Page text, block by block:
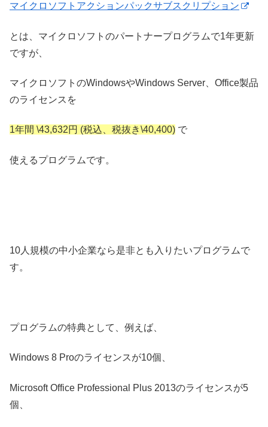
マイクロソフトアクションパックサブスクリプション
とは、マイクロソフトのパートナープログラムで1年更新
ですが、
マイクロソフトのWindowsやWindows Server、Office製品
のライセンスを
1年間 \43,632円 (税込、税抜き\40,400) で
使えるプログラムです。
10人規模の中小企業なら是非とも入りたいプログラムで
す。
プログラムの特典として、例えば、
Windows 8 Proのライセンスが10個、
Microsoft Office Professional Plus 2013のライセンスが5
個、